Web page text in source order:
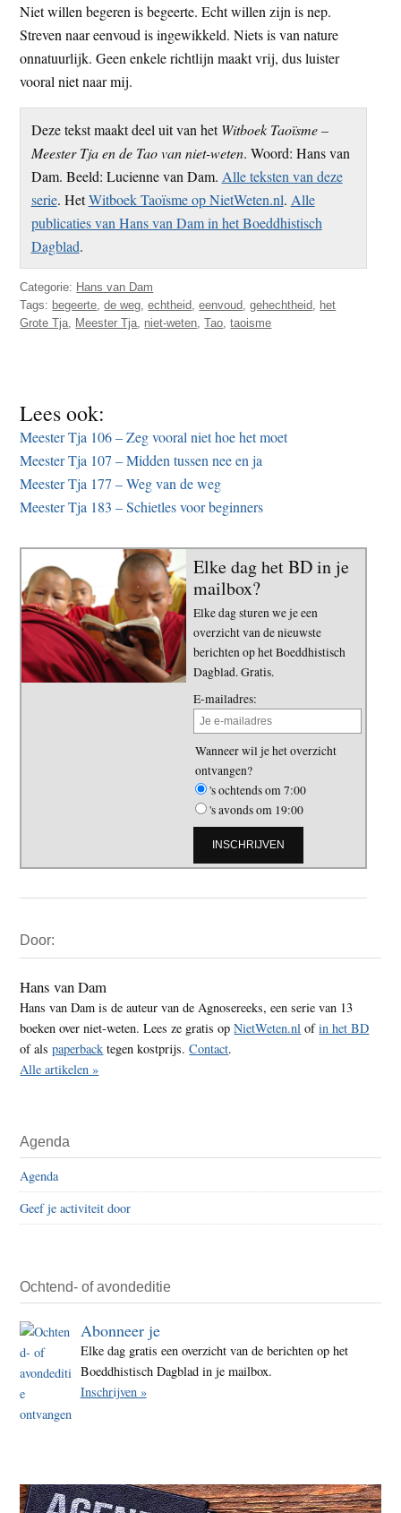
Niet willen begeren is begeerte. Echt willen zijn is nep.
Streven naar eenvoud is ingewikkeld. Niets is van nature
onnatuurlijk. Geen enkele richtlijn maakt vrij, dus luister
vooral niet naar mij.
Deze tekst maakt deel uit van hetWitboek Taoïsme –
Meester Tja en de Tao van niet-weten. Woord: Hans van
Dam. Beeld: Lucienne van Dam. Alle teksten van deze
serie. HetWitboek Taoïsme op NietWeten.nl. Alle
publicaties van Hans van Dam in het Boeddhistisch
Dagblad.
Categorie: Hans van Dam
Tags: begeerte,de weg,echtheid,eenvoud,gehechtheid, het
Grote Tja, Meester Tja, niet-weten,Tao,taoisme
Lees ook:
Meester Tja 106 – Zeg vooral niet hoe het moet
Meester Tja 107 – Midden tussen nee en ja
Meester Tja 177 – Weg van de weg
Meester Tja 183 – Schietles voor beginners
Elke dag het BD in je
mailbox?
Elke dag sturen we je een
overzicht van de nieuwste
berichten op het Boeddhistisch
Dagblad. Gratis.
E-mailadres:
Wanneer wil je het overzicht
ontvangen?
's ochtends om 7:00
's avonds om 19:00
Sidebar
Door:
Hans van Dam
Hans van Dam is de auteur van de Agnosereeks, een serie van 13
boeken over niet-weten. Lees ze gratis opNietWeten.nl ofin het BD
of alspaperback tegen kostprijs.Contact.
Alle artikelen »
Agenda
Agenda
Geef je activiteit door
Ochtend- of avondeditie
Abonneer je
Elke dag gratis een overzicht van de berichten op het
Boeddhistisch Dagblad in je mailbox.
Inschrijven »